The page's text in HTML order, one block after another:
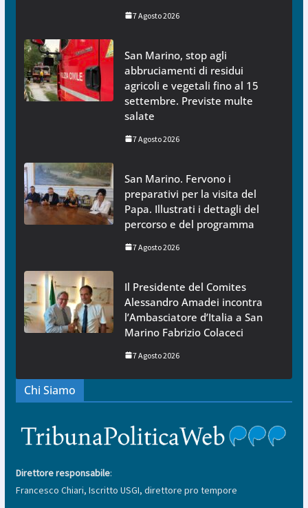
7 Agosto 2026
San Marino, stop agli
abbruciamenti di residui
agricoli e vegetali fino al 15
settembre. Previste multe
salate
7 Agosto 2026
San Marino. Fervono i
preparativi per la visita del
Papa. Illustrati i dettagli del
percorso e del programma
7 Agosto 2026
Il Presidente del Comites
Alessandro Amadei incontra
l’Ambasciatore d’Italia a San
Marino Fabrizio Colaceci
7 Agosto 2026
Chi Siamo
Direttore responsabile:
Francesco Chiari, Iscritto USGI, direttore pro tempore